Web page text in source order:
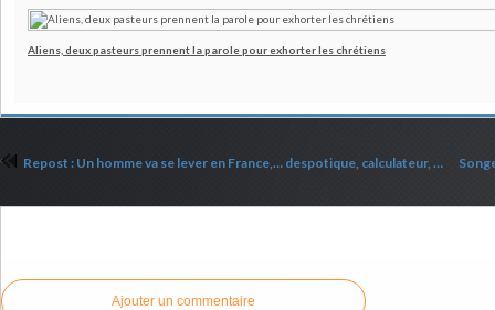
Aliens, deux pasteurs prennent la parole pour exhorter les chrétiens
Repost : Un homme va se lever en France,… despotique, calculateur, …et méprisant les plus petits
Ajouter un commentaire